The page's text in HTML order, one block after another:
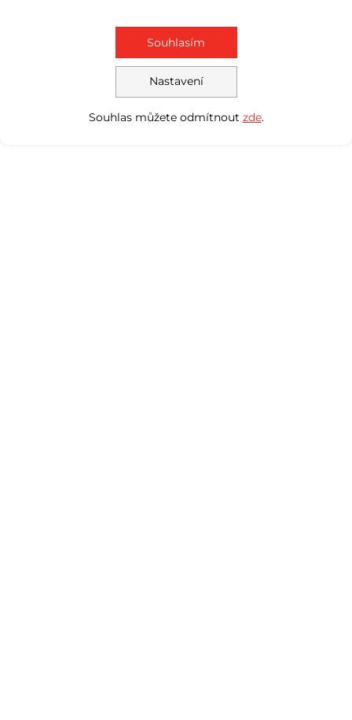
Nastavení
Souhlasím
Souhlas můžete odmítnout zde.